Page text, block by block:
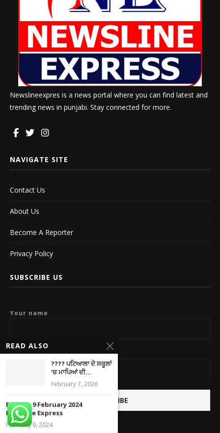
Newslineexpres is a news portal where you can find latest and
trending news in punjabi. Stay connected for more.
NAVIGATE SITE
Contact Us
About Us
Become A Reporter
Privacy Policy
SUBSCRIBE US
Your name
Your email
READ ALSO
???? ਪਟਿਆਲਾ ਦੇ ਸਕੂਲਾਂ
‘ਚ ਮਾਪਿਆਂ ਦੀ...
February 7, 2026
E-Paper 9 February 2024
Newsline Express
February 9, 2024